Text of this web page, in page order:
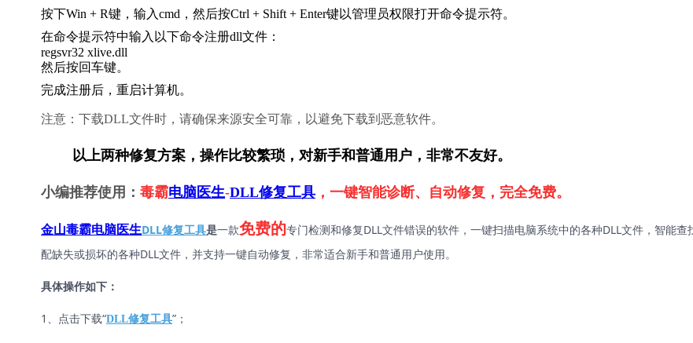
按下Win + R键，输入cmd ，然后按Ctrl + Shift + Enter键以管理员权限打开命令提示符。
在命令提示符中输入以下命令注册dll文件：
regsvr32 xlive.dll
然后按回车键。
完成注册后，重启计算机。
注意：下载DLL文件时，请确保来源安全可靠，以避免下载到恶意软件。
以上两种修复方案，操作比较繁琐，对新手和普通用户，非常不友好。
小编推荐使用： 毒霸电脑医生-DLL修复工具 ，一键智能诊断、自动修复，完全免费。
金山毒霸电脑医生DLL修复工具是一款免费的专门检测和修复DLL文件错误的软件，一键扫描电脑系统中的各种DLL文件，智能查
配缺失或损坏的各种DLL文件，并支持一键自动修复，非常适合新手和普通用户使用。
具体操作如下：
1、点击下载“DLL修复工具”；